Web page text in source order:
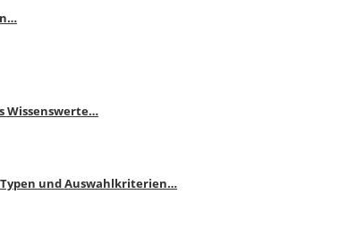
Wissenswerte…
und Auswahlkriterien…